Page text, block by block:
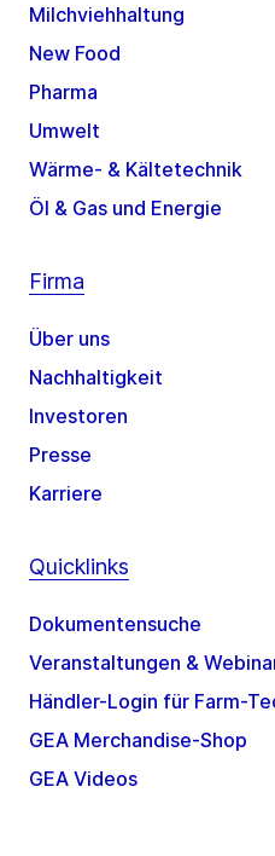
Milchviehhaltung
New Food
Pharma
Umwelt
Wärme- & Kältetechnik
Öl & Gas und Energie
Firma
Über uns
Nachhaltigkeit
Investoren
Presse
Karriere
Quicklinks
Dokumentensuche
Veranstaltungen &
Händler-Login für Farm-
GEA Merchandise-Shop
GEA Videos